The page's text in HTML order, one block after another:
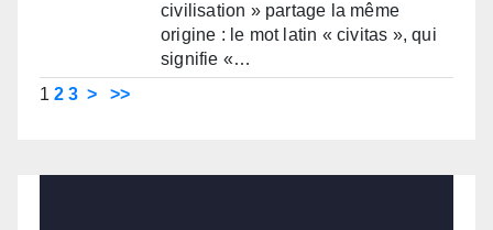
civilisation » partage la même
origine : le mot latin « civitas », qui
signifie «…
1 2 3 > >>